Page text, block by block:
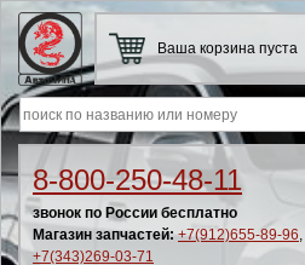
8-800-250-48-11
звонок по России бесплатно
Магазин запчастей: +7(912)655-89-96,
+7(343)269-03-71
Ваша корзина пуста